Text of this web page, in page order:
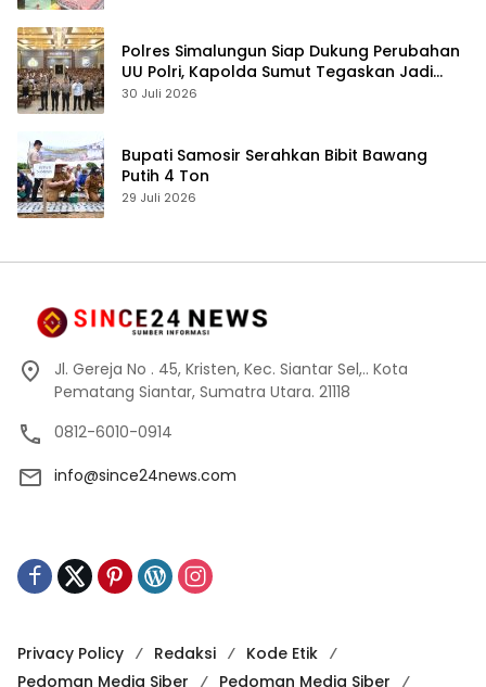
Polres Simalungun Siap Dukung Perubahan
UU Polri, Kapolda Sumut Tegaskan Jadi
Fondasi Penguatan Profesionalisme dan
30 Juli 2026
Bupati Samosir Serahkan Bibit Bawang
Putih 4 Ton
29 Juli 2026
Jl. Gereja No . 45, Kristen, Kec. Siantar Sel,.. Kota
Pematang Siantar, Sumatra Utara. 21118
0812-6010-0914
info@since24news.com
Privacy Policy Redaksi
Kode Etik
Pedoman Media Siber
Pedoman Media Siber